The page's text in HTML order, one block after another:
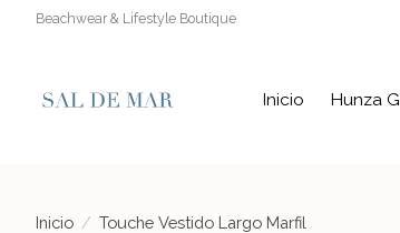
Beachwear & Lifestyle Boutique
Inicio Hunza G
Inicio / Touche Vestido Largo Marfil